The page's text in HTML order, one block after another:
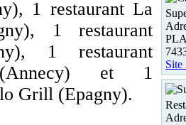
1 restaurant La
1 restaurant
1 restaurant
(Annecy) et 1
Grill (Epagny).
Site